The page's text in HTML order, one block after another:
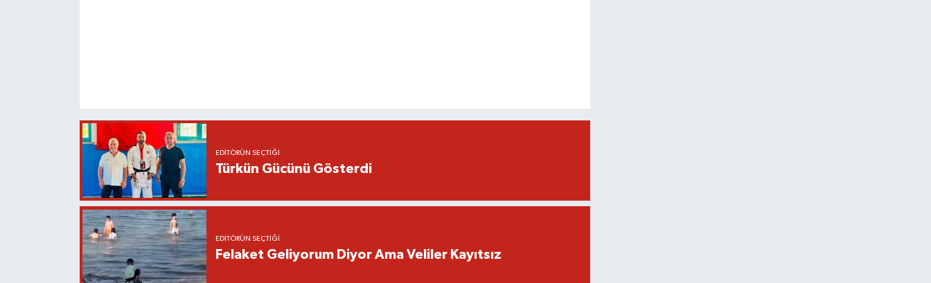
EDITÖRÜN SEÇTIĞI
Türkün Gücünü Gösterdi
EDITÖRÜN SEÇTIĞI
Felaket Geliyorum Diyor Ama Veliler Kayıtsız